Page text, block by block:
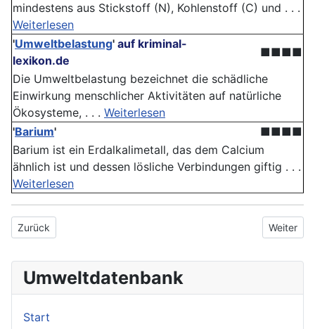
mindestens aus Stickstoff (N), Kohlenstoff (C) und . . .
Weiterlesen
'Umweltbelastung' auf kriminal-
lexikon.de
■■■■
Die Umweltbelastung bezeichnet die schädliche
Einwirkung menschlicher Aktivitäten auf natürliche
Ökosysteme, . . . Weiterlesen
'Barium'
■■■■
Barium ist ein Erdalkalimetall, das dem Calcium
ähnlich ist und dessen lösliche Verbindungen giftig . . .
Weiterlesen
Vorheriger Beitrag: Ökologe
Zurück Nächster
Weiter
Umweltdatenbank
Start